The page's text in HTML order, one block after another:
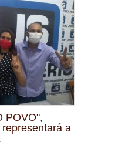
POVO",
a